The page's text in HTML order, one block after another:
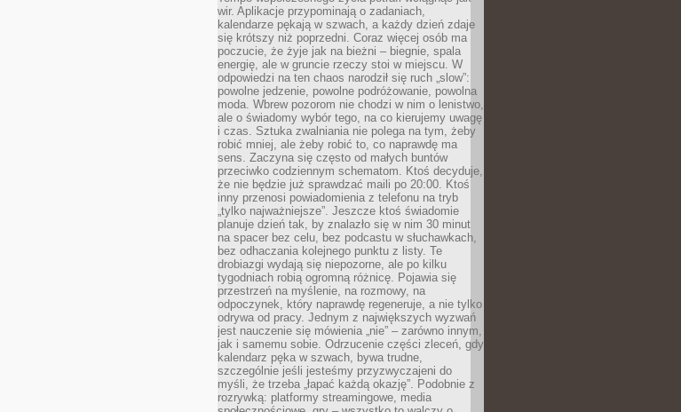
wir. Aplikacje przypominają o zadaniach,
kalendarze pękają w szwach, a każdy dzień zdaje
się krótszy niż poprzedni. Coraz więcej osób ma
poczucie, że żyje jak na bieżni – biegnie, spala
energię, ale w gruncie rzeczy stoi w miejscu. W
odpowiedzi na ten chaos narodził się ruch „slow”:
powolne jedzenie, powolne podróżowanie, powolna
moda. Wbrew pozorom nie chodzi w nim o lenistwo,
ale o świadomy wybór tego, na co kierujemy uwagę
i czas. Sztuka zwalniania nie polega na tym, żeby
robić mniej, ale żeby robić to, co naprawdę ma
sens. Zaczyna się często od małych buntów
przeciwko codziennym schematom. Ktoś decyduje,
że nie będzie już sprawdzać maili po 20:00. Ktoś
inny przenosi powiadomienia z telefonu na tryb
„tylko najważniejsze”. Jeszcze ktoś świadomie
planuje dzień tak, by znalazło się w nim 30 minut
na spacer bez celu, bez podcastu w słuchawkach,
bez odhaczania kolejnego punktu z listy. Te
drobiazgi wydają się niepozorne, ale po kilku
tygodniach robią ogromną różnicę. Pojawia się
przestrzeń na myślenie, na rozmowy, na
odpoczynek, który naprawdę regeneruje, a nie tylko
odrywa od pracy. Jednym z największych wyzwań
jest nauczenie się mówienia „nie” – zarówno innym,
jak i samemu sobie. Odrzucenie części zleceń, gdy
kalendarz pęka w szwach, bywa trudne,
szczególnie jeśli jesteśmy przyzwyczajeni do
myśli, że trzeba „łapać każdą okazję”. Podobnie z
rozrywką: platformy streamingowe, media